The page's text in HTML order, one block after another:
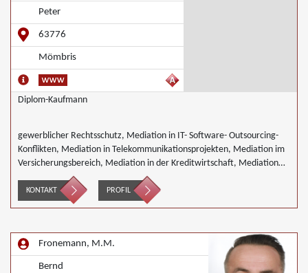
Mediation in der Wohnungswirtschaft, Nachbarschaftsmediation,
Schulmediation, Täter/Opfer Ausgleich, Begleiteter Umgang,
Umweltmediation, Landwirtschaft Forstwirtschaft Agrar,
Wirtschaftsmediation
Peter
63776
Mömbris
Diplom-Kaufmann
gewerblicher Rechtsschutz, Mediation in IT- Software- Outsourcing-
Konflikten, Mediation in Telekommunikationsprojekten, Mediation im
Versicherungsbereich, Mediation in der Kreditwirtschaft, Mediation
bei Gesellschafterkonflikten, Mediation im öffentlichen Bereich,
Mediation bei Team- und Gruppenkonflikten, Mediation von
Unternehmensnachfolgen, Mediation in der Wohnungswirtschaft,
KONTAKT PROFIL
Fronemann, M.M.
Bernd